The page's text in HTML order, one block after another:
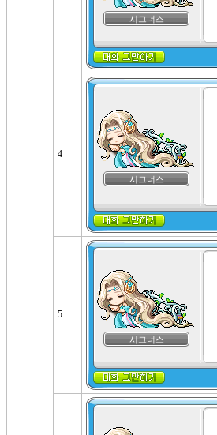
시그너스
4
시그너스
5
시그너스